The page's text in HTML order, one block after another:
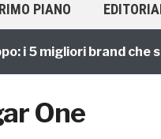
PIANO
i 5 migliori brand che
One